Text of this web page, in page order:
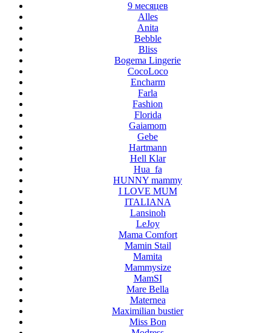
9 месяцев
Alles
Anita
Bebble
Bliss
Bogema Lingerie
CocoLoco
Encharm
Farla
Fashion
Florida
Gaiamom
Gebe
Hartmann
Hell Klar
Hua_fa
HUNNY mammy
I LOVE MUM
ITALIANA
Lansinoh
LeJoy
Mama Comfort
Mamin Stail
Mamita
Mammysize
MamSI
Mare Bella
Maternea
Maximilian bustier
Miss Bon